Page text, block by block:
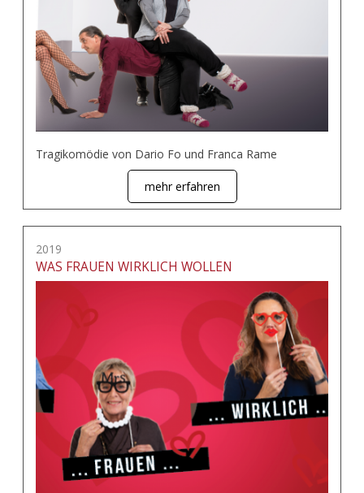
Tragikomödie von Dario Fo und Franca Rame
mehr erfahren
2019
WAS FRAUEN WIRKLICH WOLLEN